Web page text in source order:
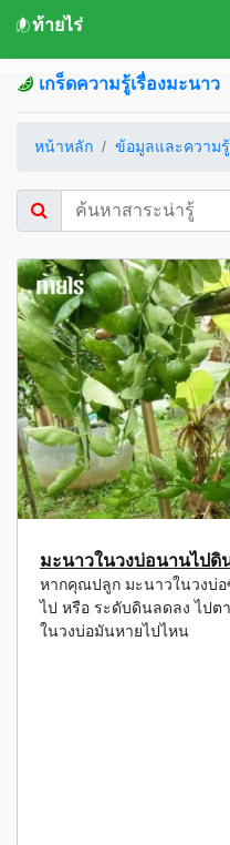
ท้ายไร่
เกร็ดความรู้เรื่องมะนาว
หน้าหลัก ข้อมูลและความรู้
มะนาวในวงบ่อนานไปดิ
หากคุณปลูก มะนาวในวงบ่
ไป หรือ ระดับดินลดลง ไปต
ในวงบ่อมันหายไปไหน